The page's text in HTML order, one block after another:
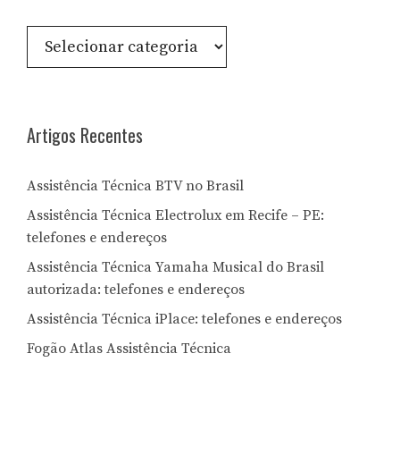
Consulte
por
Artigos Recentes
Assistência Técnica BTV no Brasil
Assistência Técnica Electrolux em Recife – PE:
telefones e endereços
Assistência Técnica Yamaha Musical do Brasil
autorizada: telefones e endereços
Assistência Técnica iPlace: telefones e endereços
Fogão Atlas Assistência Técnica